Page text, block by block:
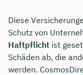
Diese
Schutz von
Haftpflicht ist
Schäden ab, die
werden.